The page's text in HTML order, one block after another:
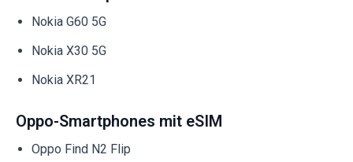
Nokia G60 5G
Nokia X30 5G
Nokia XR21
Oppo-Smartphones mit eSIM
Oppo Find N2 Flip